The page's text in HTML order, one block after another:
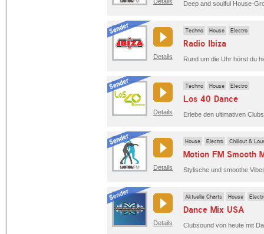
Deep and soulful House-
Details
Techno House Electro
Radio Ibiza
Details
Techno House Electro
Los 40 Dance
Details
House Electro Chillout &
Motion FM Smooth
Stylische und smoothe
Details
Aktuelle Charts House
Dance Mix USA
Clubsound von heute mit